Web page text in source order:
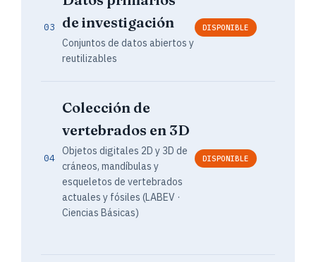
03
de investigación
Conjuntos de datos abiertos y
reutilizables
DISPONIBLE
04
Colección de
vertebrados en 3D
Objetos digitales 2D y 3D de
cráneos, mandíbulas y
esqueletos de vertebrados
actuales y fósiles (LABEV ·
Ciencias Básicas)
DISPONIBLE